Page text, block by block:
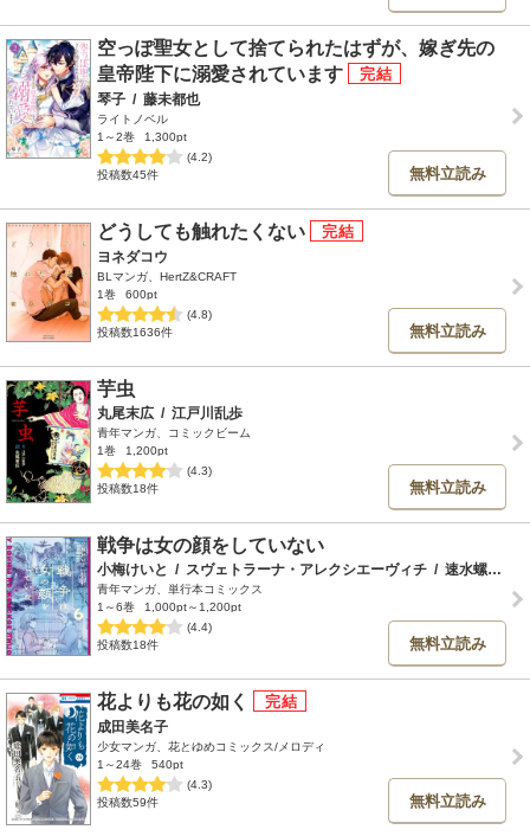
空っぽ聖女として捨てられたはずが、嫁ぎ先の
皇帝陛下に溺愛されています
琴子 / 藤未都也
ライトノベル
1～2巻
1,300pt
(4.2)
投稿数45件
無料立読み
どうしても触れたくない
ヨネダコウ
BLマンガ、HertZ&CRAFT
1巻
600pt
(4.8)
投稿数1636件
無料立読み
芋虫
丸尾末広 / 江戸川乱歩
青年マンガ、コミックビーム
1巻
1,200pt
(4.3)
投稿数18件
無料立読み
戦争は女の顔をしていない
小梅けいと / スヴェトラーナ・アレクシエーヴィチ / 速水螺旋人
青年マンガ、単行本コミックス
1～6巻
1,000pt～1,200pt
(4.4)
投稿数18件
無料立読み
花よりも花の如く
成田美名子
少女マンガ、花とゆめコミックス/メロディ
1～24巻
540pt
(4.3)
投稿数59件
無料立読み